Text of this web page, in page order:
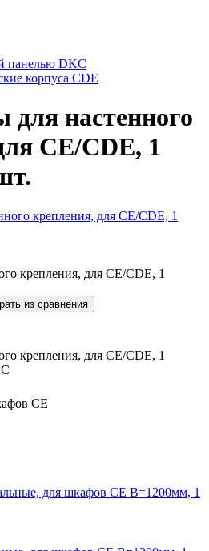
панелью DKC
корпуса CDE
настенного
CE/CDE, 1
крепления, для CE/CDE, 1
из сравнения
крепления, для CE/CDE, 1
CE